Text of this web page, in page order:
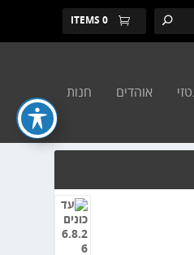
0 ITEMS
אוהדים חנות